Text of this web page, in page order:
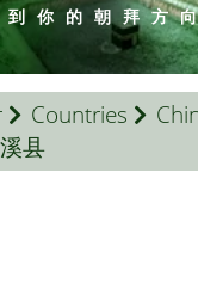
到你的朝拜方
Countries
县